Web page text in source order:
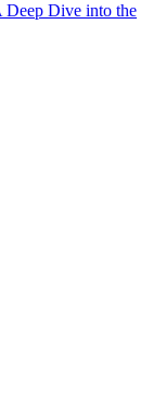
Dive into the